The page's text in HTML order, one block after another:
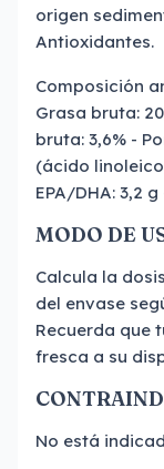
origen
Antioxidantes.
Composición
Grasa bruta:
bruta: 3,6% -
(ácido
EPA/DHA: 3,2
MODO DE
Calcula la
del envase
Recuerda que
fresca a su
No está